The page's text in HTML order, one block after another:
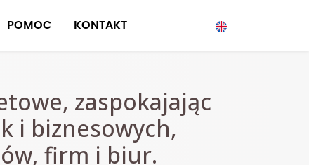
POMOC KONTAKT
zaspokajając
i biznesowych,
firm i biur.